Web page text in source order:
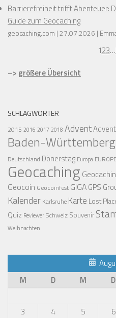
Barrierefreiheit trifft Abenteuer:
Guide zum Geocaching
geocaching.com 27.07.2026
123…
–> größere Übersicht
SCHLAGWÖRTER
2015 2016 2017 2018 Advent
Baden-Württemberg
Deutschland Dönerstag Europa EUROPE
Geocaching
Geocoin Geocoinfest GIGAGPS
Kalender Karlsruhe Karte Lost
Quiz ReviewerSchweiz Souvenir
Weihnachten
M
D M D
3
4 5 6